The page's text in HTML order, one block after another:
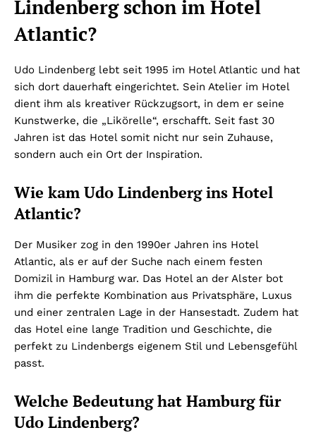
Lindenberg schon im Hotel
Atlantic?
Udo Lindenberg lebt seit 1995 im Hotel Atlantic und hat
sich dort dauerhaft eingerichtet. Sein Atelier im Hotel
dient ihm als kreativer Rückzugsort, in dem er seine
Kunstwerke, die „Likörelle“, erschafft. Seit fast 30
Jahren ist das Hotel somit nicht nur sein Zuhause,
sondern auch ein Ort der Inspiration.
Wie kam Udo Lindenberg ins Hotel
Atlantic?
Der Musiker zog in den 1990er Jahren ins Hotel
Atlantic, als er auf der Suche nach einem festen
Domizil in Hamburg war. Das Hotel an der Alster bot
ihm die perfekte Kombination aus Privatsphäre, Luxus
und einer zentralen Lage in der Hansestadt. Zudem hat
das Hotel eine lange Tradition und Geschichte, die
perfekt zu Lindenbergs eigenem Stil und Lebensgefühl
passt.
Welche Bedeutung hat Hamburg für
Udo Lindenberg?